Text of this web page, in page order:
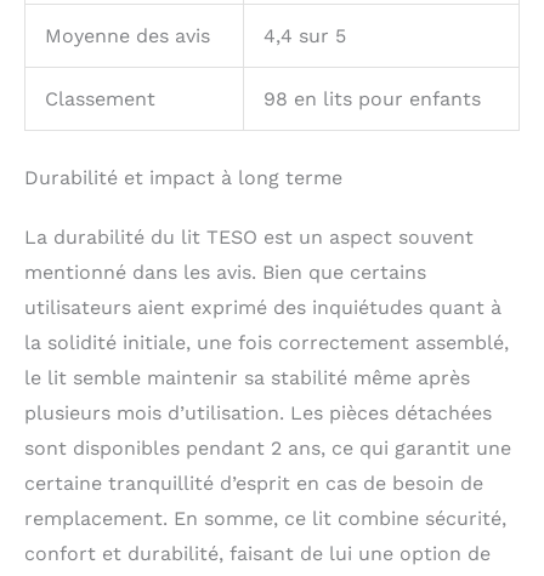
Moyenne des avis 4,4 sur 5
Classement 98 en lits pour enfants
Durabilité et impact à long terme
La durabilité du lit TESO est un aspect souvent
mentionné dans les avis. Bien que certains
utilisateurs aient exprimé des inquiétudes quant à
la solidité initiale, une fois correctement assemblé,
le lit semble maintenir sa stabilité même après
plusieurs mois d’utilisation. Les pièces détachées
sont disponibles pendant 2 ans, ce qui garantit une
certaine tranquillité d’esprit en cas de besoin de
remplacement. En somme, ce lit combine sécurité,
confort et durabilité, faisant de lui une option de